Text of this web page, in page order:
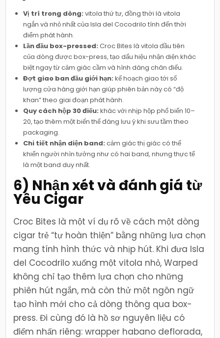
Vị trí trong dòng: vitola thứ tư, đồng thời là vitola
ngắn và nhỏ nhất của Isla del Cocodrilo tính đến thời
điểm phát hành.
Lần đầu box-pressed: Croc Bites là vitola đầu tiên
của dòng được box-press, tạo dấu hiệu nhận diện khác
biệt ngay từ cảm giác cầm và hình dáng chân điếu.
Đợt giao ban đầu giới hạn: kế hoạch giao tới số
lượng cửa hàng giới hạn giúp phiên bản này có “độ
khan” theo giai đoạn phát hành.
Quy cách hộp 30 điếu: khác với nhịp hộp phổ biến 10–
20, tạo thêm một biến thể đáng lưu ý khi sưu tầm theo
packaging.
Chi tiết nhận diện band: cảm giác thị giác có thể
khiến người nhìn tưởng như có hai band, nhưng thực tế
là một band duy nhất.
6) Nhận xét và đánh giá từ
Yêu Cigar
Croc Bites là một ví dụ rõ về cách một dòng
cigar trẻ “tự hoàn thiện” bằng những lựa chọn
mang tính hình thức và nhịp hút. Khi đưa Isla
del Cocodrilo xuống một vitola nhỏ, Warped
không chỉ tạo thêm lựa chọn cho những
phiên hút ngắn, mà còn thử một ngôn ngữ
tạo hình mới cho cả dòng thông qua box-
press. Đi cùng đó là hồ sơ nguyên liệu có
điểm nhấn riêng: wrapper habano deflorada,